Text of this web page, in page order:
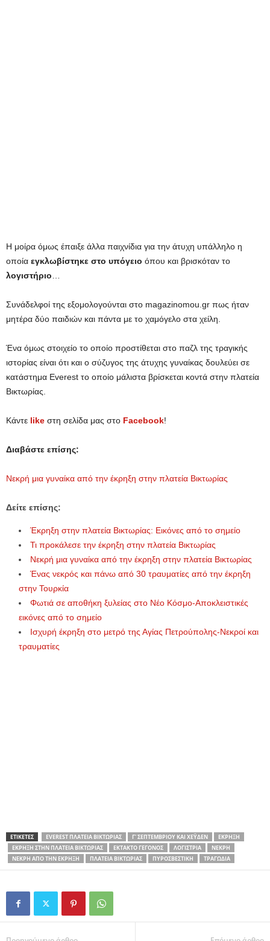
Η μοίρα όμως έπαιξε άλλα παιχνίδια για την άτυχη υπάλληλο η
οποία εγκλωβίστηκε στο υπόγειο όπου και βρισκόταν το
λογιστήριο
Συνάδελφοί της εξομολογούνται στο magazinomou.gr πως ήταν
μητέρα δύο παιδιών και πάντα με το χαμόγελο στα χείλη.
Ένα όμως στοιχείο το οποίο προστίθεται στο παζλ της τραγικής
ιστορίας είναι ότι και ο σύζυγος της άτυχης γυναίκας δουλεύει σε
κατάστημα Everest το οποίο μάλιστα βρίσκεται κοντά στην πλατεία
Βικτωρίας.
Κάντε like στη σελίδα μας στο Facebook!
Διαβάστε επίσης:
Νεκρή μια γυναίκα από την έκρηξη στην πλατεία Βικτωρίας
Δείτε επίσης:
Έκρηξη στην πλατεία Βικτωρίας: Εικόνες από το σημείο
Τι προκάλεσε την έκρηξη στην πλατεία Βικτωρίας
Νεκρή μια γυναίκα από την έκρηξη στην πλατεία Βικτωρίας
Ένας νεκρός και πάνω από 30 τραυματίες από την έκρηξη
στην Τουρκία
Φωτιά σε αποθήκη ξυλείας στο Νέο Κόσμο-Αποκλειστικές
εικόνες από το σημείο
Ισχυρή έκρηξη στο μετρό της Αγίας Πετρούπολης-Νεκροί και
τραυματίες
ΕΤΙΚΕΤΕΣ EVEREST ΠΛΑΤΕΊΑ ΒΙΚΤΩΡΊΑΣ Γ' ΣΕΠΤΕΜΒΡΊΟΥ ΚΑΙ ΧΈΥΔΕΝ
ΈΚΡΗΞΗ
ΈΚΡΗΞΗ ΣΤΗΝ ΠΛΑΤΕΊΑ ΒΙΚΤΩΡΊΑΣ
ΈΚΤΑΚΤΟ ΓΕΓΟΝΌΣ ΛΟΓΊΣΤΡΙΑ
ΝΕΚΡΉ
ΝΕΚΡΉ ΑΠΌ ΤΗΝ ΈΚΡΗΞΗ
ΠΛΑΤΕΊΑ ΒΙΚΤΩΡΊΑΣ ΠΥΡΟΣΒΕΣΤΙΚΉ ΤΡΑΓΩΔΊΑ